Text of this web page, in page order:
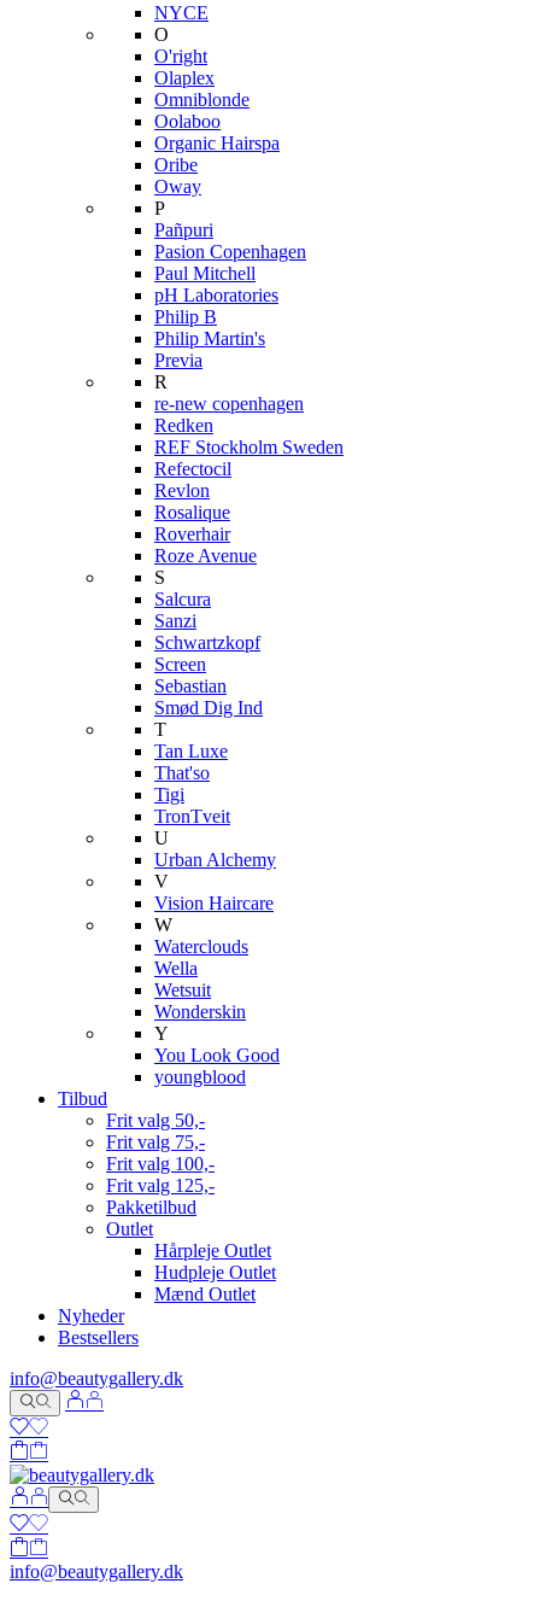
NYCE
O
O'right
Olaplex
Omniblonde
Oolaboo
Organic Hairspa
Oribe
Oway
P
Pañpuri
Pasion Copenhagen
Paul Mitchell
pH Laboratories
Philip B
Philip Martin's
Previa
R
re-new copenhagen
Redken
REF Stockholm Sweden
Refectocil
Revlon
Rosalique
Roverhair
Roze Avenue
S
Salcura
Sanzi
Schwartzkopf
Screen
Sebastian
Smød Dig Ind
T
Tan Luxe
That'so
Tigi
TronTveit
U
Urban Alchemy
V
Vision Haircare
W
Waterclouds
Wella
Wetsuit
Wonderskin
Y
You Look Good
youngblood
Tilbud
Frit valg 50,-
Frit valg 75,-
Frit valg 100,-
Frit valg 125,-
Pakketilbud
Outlet
Hårpleje Outlet
Hudpleje Outlet
Mænd Outlet
Nyheder
Bestsellers
info@beautygallery.dk
info@beautygallery.dk